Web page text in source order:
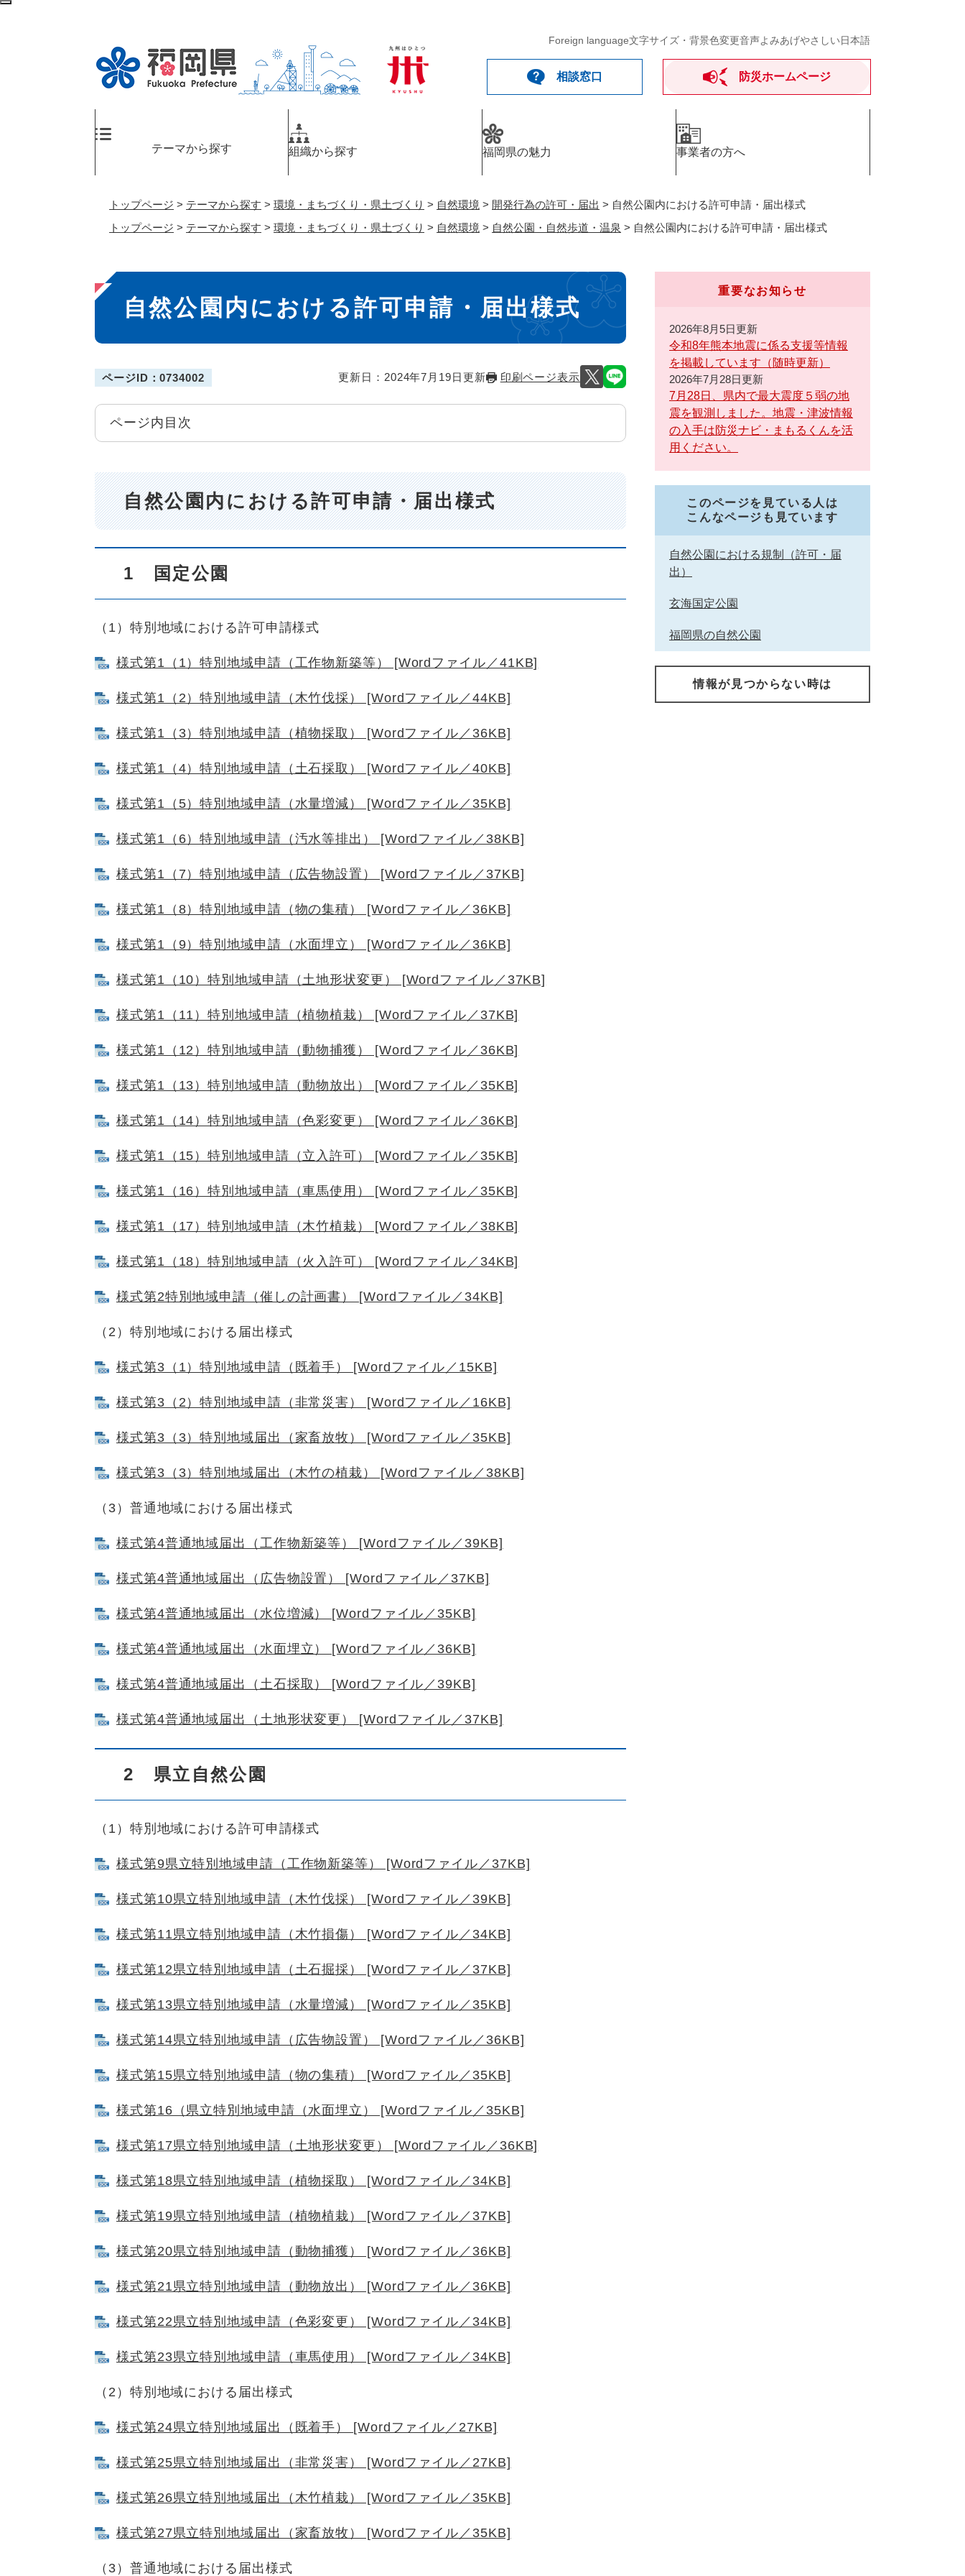
ペ
Foreign language文字サイズ・背景色変更音声よみあげやさしい日本語
相談窓口 防災ホームページ
テーマから探す 組織から探す 福岡県の魅力 事業者の方へ
トップページ > テーマから探す > 環境・まちづくり・県土づくり > 自然環境 > 開発行為の許可・届出 > 自然公園内における許可申請・届出様式
トップページ > テーマから探す > 環境・まちづくり・県土づくり > 自然環境 > 自然公園・自然歩道・温泉 > 自然公園内における許可申請・届出様式
本
文
自然公園内における許可申請・届出様式
ページID：0734002 更新日：2024年7月19日更新 印刷ページ表示
ページ内目次
自然公園内における許可申請・届出様式
1 国定公園
（1）特別地域における許可申請様式
様式第1（1）特別地域申請（工作物新築等） [Wordファイル／41KB]
様式第1（2）特別地域申請（木竹伐採） [Wordファイル／44KB]
様式第1（3）特別地域申請（植物採取） [Wordファイル／36KB]
様式第1（4）特別地域申請（土石採取） [Wordファイル／40KB]
様式第1（5）特別地域申請（水量増減） [Wordファイル／35KB]
様式第1（6）特別地域申請（汚水等排出） [Wordファイル／38KB]
様式第1（7）特別地域申請（広告物設置） [Wordファイル／37KB]
様式第1（8）特別地域申請（物の集積） [Wordファイル／36KB]
様式第1（9）特別地域申請（水面埋立） [Wordファイル／36KB]
様式第1（10）特別地域申請（土地形状変更） [Wordファイル／37KB]
様式第1（11）特別地域申請（植物植栽） [Wordファイル／37KB]
様式第1（12）特別地域申請（動物捕獲） [Wordファイル／36KB]
様式第1（13）特別地域申請（動物放出） [Wordファイル／35KB]
様式第1（14）特別地域申請（色彩変更） [Wordファイル／36KB]
様式第1（15）特別地域申請（立入許可） [Wordファイル／35KB]
様式第1（16）特別地域申請（車馬使用） [Wordファイル／35KB]
様式第1（17）特別地域申請（木竹植栽） [Wordファイル／38KB]
様式第1（18）特別地域申請（火入許可） [Wordファイル／34KB]
様式第2特別地域申請（催しの計画書） [Wordファイル／34KB]
（2）特別地域における届出様式
様式第3（1）特別地域申請（既着手） [Wordファイル／15KB]
様式第3（2）特別地域申請（非常災害） [Wordファイル／16KB]
様式第3（3）特別地域届出（家畜放牧） [Wordファイル／35KB]
様式第3（3）特別地域届出（木竹の植栽） [Wordファイル／38KB]
（3）普通地域における届出様式
様式第4普通地域届出（工作物新築等） [Wordファイル／39KB]
様式第4普通地域届出（広告物設置） [Wordファイル／37KB]
様式第4普通地域届出（水位増減） [Wordファイル／35KB]
様式第4普通地域届出（水面埋立） [Wordファイル／36KB]
様式第4普通地域届出（土石採取） [Wordファイル／39KB]
様式第4普通地域届出（土地形状変更） [Wordファイル／37KB]
2 県立自然公園
（1）特別地域における許可申請様式
様式第9県立特別地域申請（工作物新築等） [Wordファイル／37KB]
様式第10県立特別地域申請（木竹伐採） [Wordファイル／39KB]
様式第11県立特別地域申請（木竹損傷） [Wordファイル／34KB]
様式第12県立特別地域申請（土石掘採） [Wordファイル／37KB]
様式第13県立特別地域申請（水量増減） [Wordファイル／35KB]
様式第14県立特別地域申請（広告物設置） [Wordファイル／36KB]
様式第15県立特別地域申請（物の集積） [Wordファイル／35KB]
様式第16（県立特別地域申請（水面埋立） [Wordファイル／35KB]
様式第17県立特別地域申請（土地形状変更） [Wordファイル／36KB]
様式第18県立特別地域申請（植物採取） [Wordファイル／34KB]
様式第19県立特別地域申請（植物植栽） [Wordファイル／37KB]
様式第20県立特別地域申請（動物捕獲） [Wordファイル／36KB]
様式第21県立特別地域申請（動物放出） [Wordファイル／36KB]
様式第22県立特別地域申請（色彩変更） [Wordファイル／34KB]
様式第23県立特別地域申請（車馬使用） [Wordファイル／34KB]
（2）特別地域における届出様式
様式第24県立特別地域届出（既着手） [Wordファイル／27KB]
様式第25県立特別地域届出（非常災害） [Wordファイル／27KB]
様式第26県立特別地域届出（木竹植栽） [Wordファイル／35KB]
様式第27県立特別地域届出（家畜放牧） [Wordファイル／35KB]
（3）普通地域における届出様式
重要なお知らせ
2026年8月5日更新
令和8年熊本地震に係る支援等情報
を掲載しています（随時更新）
2026年7月28日更新
7月28日、県内で最大震度５弱の地
震を観測しました。地震・津波情報
の入手は防災ナビ・まもるくんを活
用ください。
このページを見ている人は
こんなページも見ています
自然公園における規制（許可・届
出）
玄海国定公園
福岡県の自然公園
情報が見つからない時は